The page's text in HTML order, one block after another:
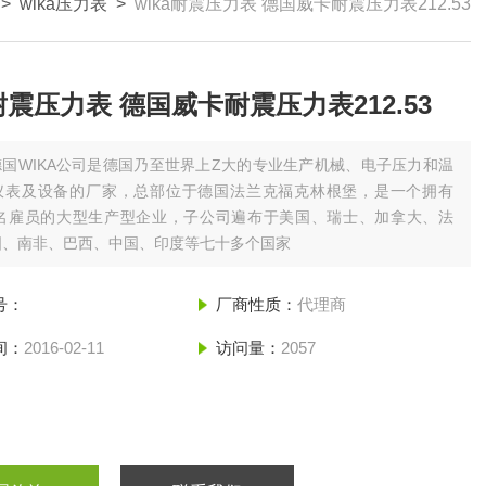
> wika压力表 > wika耐震压力表 德国威卡耐震压力表212.53
震压力表 德国威卡耐震压力表212.53
WIKA公司是德国乃至世界上Z大的专业生产机械、电子压力和温
表及设备的厂家，总部位于德国法兰克福克林根堡，是一个拥有
雇员的大型生产型企业，子公司遍布于美国、瑞士、加拿大、法
南非、巴西、中国、印度等七十多个国家
厂商性质： 代理商
2016-02-11 访问量： 2057